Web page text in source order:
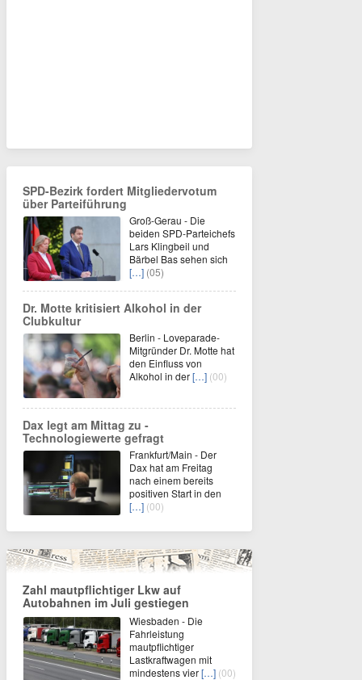
SPD-Bezirk fordert Mitgliedervotum
über Parteiführung
Groß-Gerau - Die
beiden SPD-Parteichefs
Lars Klingbeil und
Bärbel Bas sehen sich
[…] (05)
Dr. Motte kritisiert Alkohol in der
Clubkultur
Berlin - Loveparade-
Mitgründer Dr. Motte hat
den Einfluss von
Alkohol in der[…] (00)
Dax legt am Mittag zu -
Technologiewerte gefragt
Frankfurt/Main - Der
Dax hat am Freitag
nach einem bereits
positiven Start in den
[…] (00)
Zahl mautpflichtiger Lkw auf
Autobahnen im Juli gestiegen
Wiesbaden - Die
Fahrleistung
mautpflichtiger
Lastkraftwagen mit
mindestens vier[…] (00)